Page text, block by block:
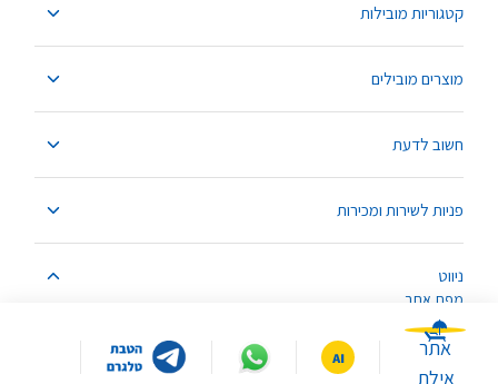
קטגוריות מובילות
מוצרים מובילים
חשוב לדעת
פניות לשירות ומכירות
ניווט
מפת אתר
אתר
אילת